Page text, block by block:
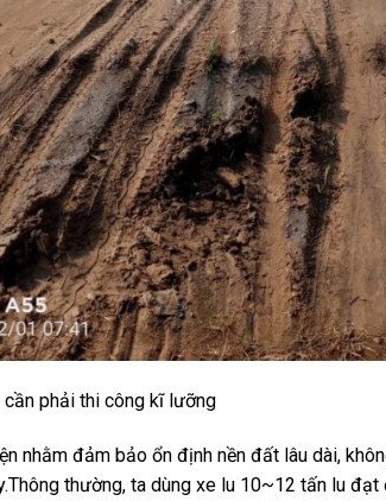
cần phải thi công kĩ lưỡng
nhằm đảm bảo ổn định nền đất lâu dài,
thường, ta dùng xe lu 10~12 tấn lu